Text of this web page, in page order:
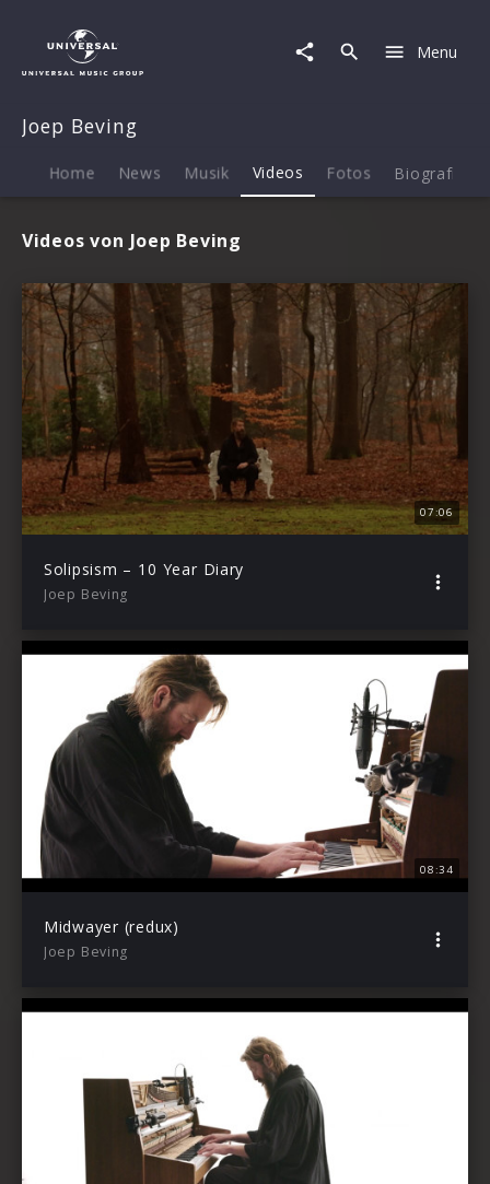
Videos
Menu
Joep Beving
Home News Musik Videos Fotos Biografie
Videos von Joep Beving
07:06
Solipsism – 10 Year Diary
Joep Beving
08:34
Midwayer (redux)
Joep Beving